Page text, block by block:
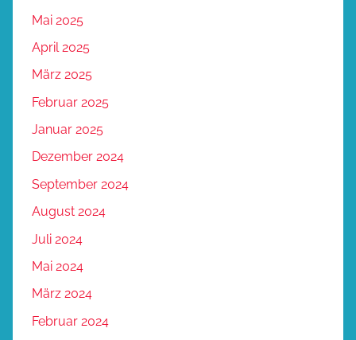
Mai 2025
April 2025
März 2025
Februar 2025
Januar 2025
Dezember 2024
September 2024
August 2024
Juli 2024
Mai 2024
März 2024
Februar 2024